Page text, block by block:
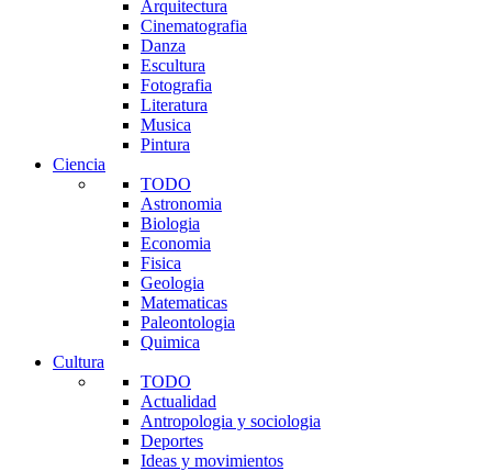
Arquitectura
Cinematografia
Danza
Escultura
Fotografia
Literatura
Musica
Pintura
Ciencia
TODO
Astronomia
Biologia
Economia
Fisica
Geologia
Matematicas
Paleontologia
Quimica
Cultura
TODO
Actualidad
Antropologia y sociologia
Deportes
Ideas y movimientos